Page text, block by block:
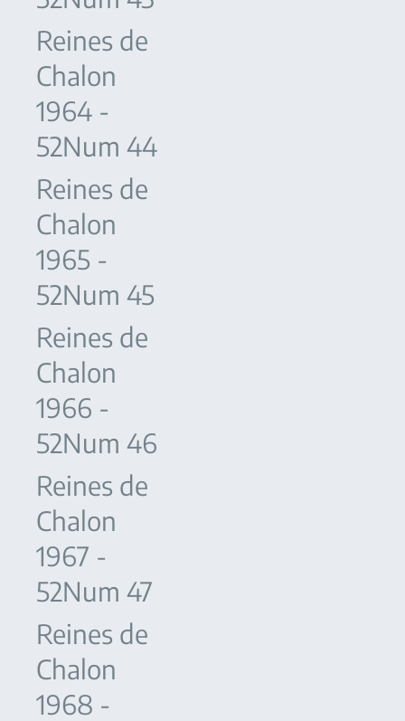
Reines de
Chalon
1964 -
52Num 44
Reines de
Chalon
1965 -
52Num 45
Reines de
Chalon
1966 -
52Num 46
Reines de
Chalon
1967 -
52Num 47
Reines de
Chalon
1968 -